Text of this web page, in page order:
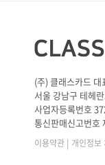
(주) 클래스카드 대
서울 강남구 테헤
사업자등록번호
통신판매신고번호
이용약관 | 개인정보